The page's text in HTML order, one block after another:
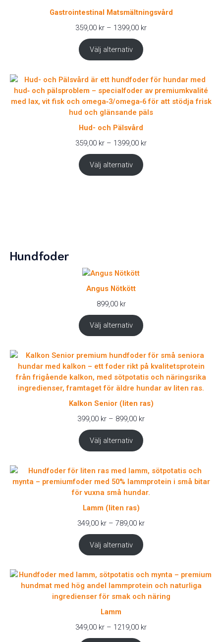
Gastrointestinal Matsmältningsvård
359,00 kr – 1399,00 krPrisintervall:
Välj alternativ
Hud- och Pälsvård
359,00 kr – 1399,00 krPrisintervall:
Välj alternativ
Hundfoder
Angus Nötkött
899,00 kr
Välj alternativ
Kalkon Senior (liten ras)
399,00 kr – 899,00 krPrisintervall:
Välj alternativ
Lamm (liten ras)
349,00 kr – 789,00 krPrisintervall:
Välj alternativ
Lamm
349,00 kr – 1219,00 krPrisintervall: